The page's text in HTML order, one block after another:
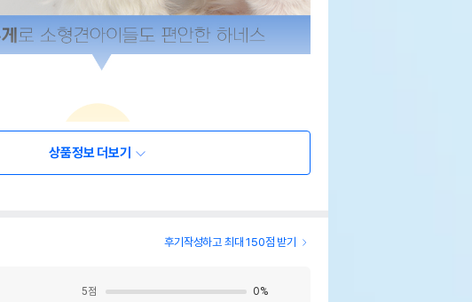
상품정보 더보기
후기작성하고 최대 150점 받기
5점 0%